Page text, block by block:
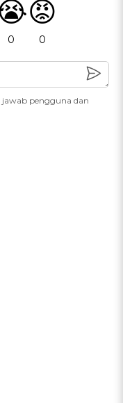
0
😡
0
pengguna dan